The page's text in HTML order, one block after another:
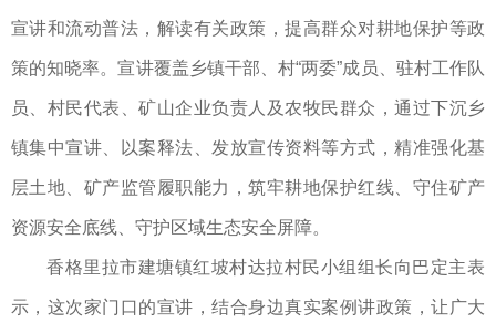
宣讲和流动普法，解读有关政策，提高群众对耕地保护等政
策的知晓率。宣讲覆盖乡镇干部、村“两委”成员、驻村工作队
员、村民代表、矿山企业负责人及农牧民群众，通过下沉乡
镇集中宣讲、以案释法、发放宣传资料等方式，精准强化基
层土地、矿产监管履职能力，筑牢耕地保护红线、守住矿产
资源安全底线、守护区域生态安全屏障。
香格里拉市建塘镇红坡村达拉村民小组组长向巴定主表
示，这次家门口的宣讲，结合身边真实案例讲政策，让广大